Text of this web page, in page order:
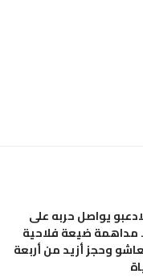
يواصل حربه على
مداهمة ضيعة فلاحية
وحجز أزيد من أربعة